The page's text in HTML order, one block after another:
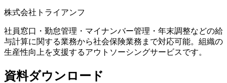
株式会社トライアンフ
社員窓口・勤怠管理・マイナンバー管理・年末調整などの給
与計算に関する業務から社会保険業務まで対応可能。組織の
生産性向上を支援するアウトソーシングサービスです。
資料ダウンロード